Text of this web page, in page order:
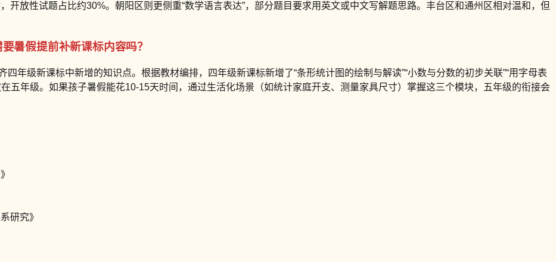
开放性试题占比约30%。朝阳区则更侧重“数学语言表达”，部分题目要求用英文或中文写解题思路。丰台区和通州区相对温和，但
暑假提前补新课标内容吗？
年级新课标中新增的知识点。根据教材编排，四年级新课标新增了“条形统计图的绘制与解读”“小数与分数的初步关联”“用字母表
五年级。如果孩子暑假能花10-15天时间，通过生活化场景（如统计家庭开支、测量家具尺寸）掌握这三个模块，五年级的衔接会
研究》